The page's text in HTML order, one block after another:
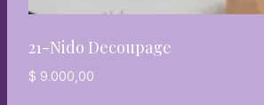
21-Nido Decoupage
$ 9.000,00